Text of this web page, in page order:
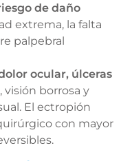
de daño
extrema, la falta
palpebral
ocular, úlceras
, visión borrosa y
El ectropión
con mayor